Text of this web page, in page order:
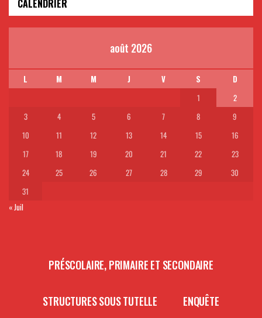
CALENDRIER
août 2026
L M M J V S
D
1
2
3
4 5 6 7 8
9
10
11 12 13 14 15
16
17
18 19 20 21 22
23
24
25 26 27 28 29
30
31
« Juil
PRÉSCOLAIRE, PRIMAIRE ET SECONDAIRE
STRUCTURES SOUS TUTELLE ENQUÊTE